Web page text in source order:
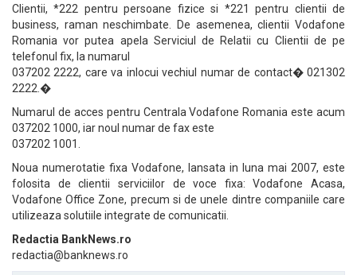
Clientii, *222 pentru persoane fizice si *221 pentru clientii de
business, raman neschimbate. De asemenea, clientii Vodafone
Romania vor putea apela Serviciul de Relatii cu Clientii de pe
telefonul fix, la numarul
037202 2222, care va inlocui vechiul numar de contact� 021302
2222.�
Numarul de acces pentru Centrala Vodafone Romania este acum
037202 1000, iar noul numar de fax este
037202 1001.
Noua numerotatie fixa Vodafone, lansata in luna mai 2007, este
folosita de clientii serviciilor de voce fixa: Vodafone Acasa,
Vodafone Office Zone, precum si de unele dintre companiile care
utilizeaza solutiile integrate de comunicatii.
Redactia BankNews.ro
redactia@banknews.ro